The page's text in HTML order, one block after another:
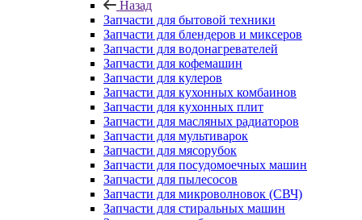
Запчасти для блендеров и миксеров
Запчасти для водонагревателей
Запчасти для кофемашин
Запчасти для кулеров
Запчасти для кухонных комбаинов
Запчасти для кухонных плит
Запчасти для масляных радиаторов
Запчасти для мультиварок
Запчасти для мясорубок
Запчасти для посудомоечных машин
Запчасти для пылесосов
Запчасти для микроволновок (СВЧ)
Запчасти для стиральных машин
Запчасти для хлебопечек
Запчасти для холодильников